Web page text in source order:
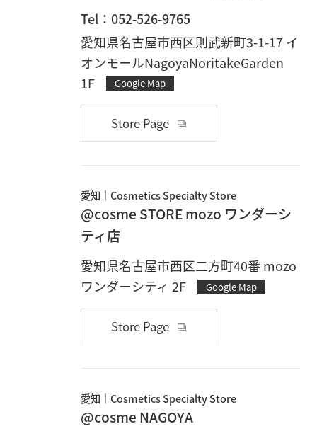
Tel： 052-526-9765
愛知県名古屋市西区則武新町3-1-17 イ
オンモールNagoyaNoritakeGarden
1F
Google Map
Store Page
愛知 Cosmetics Specialty Store
@cosme STORE mozo ワンダーシ
ティ店
愛知県名古屋市西区二方町40番 mozo
ワンダーシティ 2F
Google Map
Store Page
愛知 Cosmetics Specialty Store
@cosme NAGOYA